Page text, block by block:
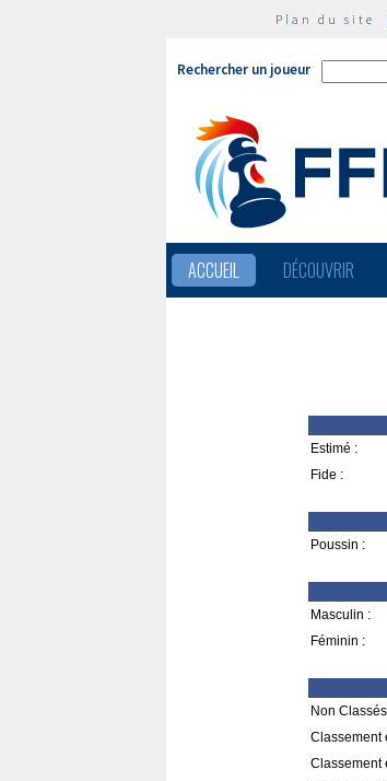
Plan du site
Rechercher un joueur
ACCUEIL DÉCOUVRIR
Estimé :
Fide :
Poussin :
Masculin :
Féminin :
Non
Classement
Classement